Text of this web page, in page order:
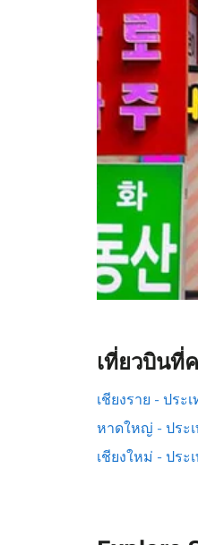
เที่ยวบินที่
เชียงราย - ประ
หาดใหญ่ - ประ
เชียงใหม่ - ประ